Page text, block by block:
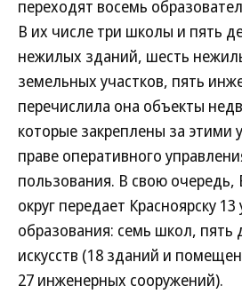
переходят восемь
В их числе три школы и пять
нежилых зданий, шесть
земельных участков, пять
перечислила она объекты
которые закреплены за этими
праве оперативного
пользования. В свою очередь,
округ передает Красноярску
образования: семь школ, пять
искусств (18 зданий и
27 инженерных сооружений).